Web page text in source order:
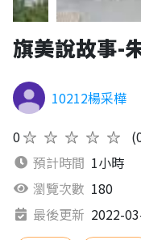
旗美說故事-
10212楊采樺
0★★★★★
預計時間 1小時
瀏覽次數 180
最後更新 2022-